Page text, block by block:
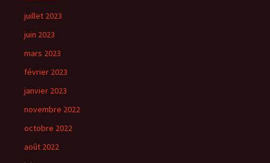
juillet 2023
juin 2023
mars 2023
février 2023
janvier 2023
novembre 2022
octobre 2022
août 2022